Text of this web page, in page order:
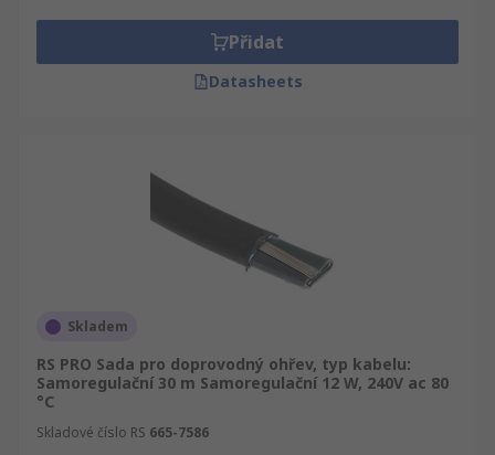
Přidat
Datasheets
Skladem
RS PRO Sada pro doprovodný ohřev, typ kabelu:
Samoregulační 30 m Samoregulační 12 W, 240V ac 80
°C
Skladové číslo RS 665-7586